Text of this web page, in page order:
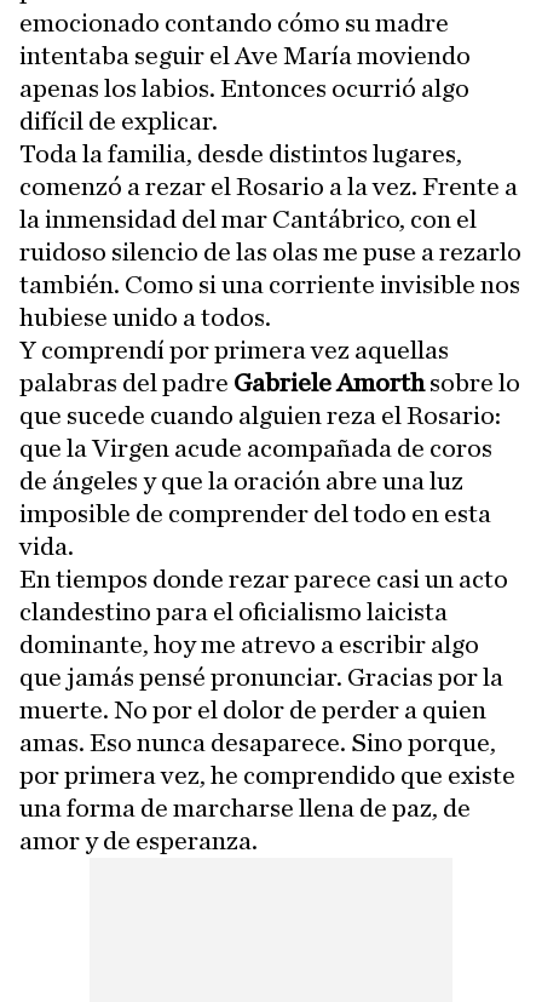
emocionado contando cómo su madre
intentaba seguir el Ave María moviendo
apenas los labios. Entonces ocurrió algo
difícil de explicar.
Toda la familia, desde distintos lugares,
comenzó a rezar el Rosario a la vez. Frente a
la inmensidad del mar Cantábrico, con el
ruidoso silencio de las olas me puse a rezarlo
también. Como si una corriente invisible nos
hubiese unido a todos.
Y comprendí por primera vez aquellas
palabras del padre Gabriele Amorthsobre lo
que sucede cuando alguien reza el Rosario:
que la Virgen acude acompañada de coros
de ángeles y que la oración abre una luz
imposible de comprender del todo en esta
vida.
En tiempos donde rezar parece casi un acto
clandestino para el oficialismo laicista
dominante, hoy me atrevo a escribir algo
que jamás pensé pronunciar. Gracias por la
muerte. No por el dolor de perder a quien
amas. Eso nunca desaparece. Sino porque,
por primera vez, he comprendido que existe
una forma de marcharse llena de paz, de
amor y de esperanza.